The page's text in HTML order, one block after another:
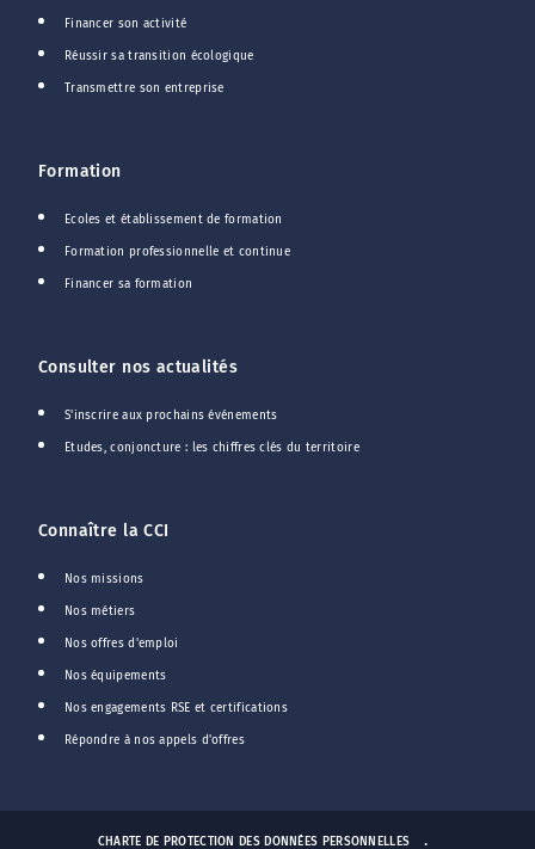
Financer son activité
Réussir sa transition écologique
Transmettre son entreprise
Formation
Ecoles et établissement de formation
Formation professionnelle et continue
Financer sa formation
Consulter nos actualités
S'inscrire aux prochains événements
Etudes, conjoncture : les chiffres clés du territoire
Connaître la CCI
Nos missions
Nos métiers
Nos offres d'emploi
Nos équipements
Nos engagements RSE et certifications
Répondre à nos appels d'offres
CHARTE DE PROTECTION DES DONNÉES PERSONNELLES